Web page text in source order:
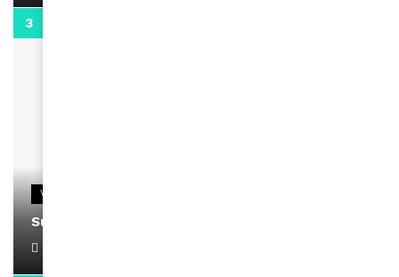
VIDEOS
Support Black Business Wee-kend